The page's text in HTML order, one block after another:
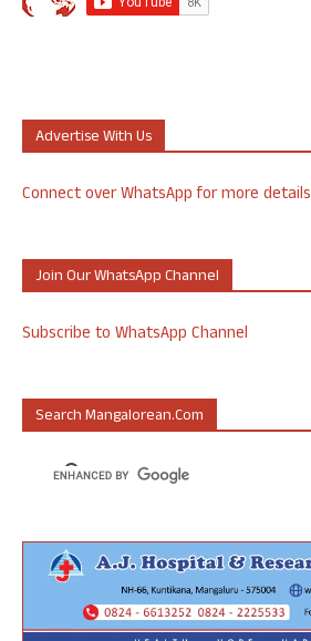
Advertise With Us
Connect over WhatsApp for more details
Join Our WhatsApp Channel
Subscribe to WhatsApp Channel
Search Mangalorean.com